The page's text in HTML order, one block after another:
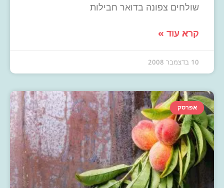
שולחים צפונה בדואר חבילות
קרא עוד »
10 בדצמבר 2008
אפרסק